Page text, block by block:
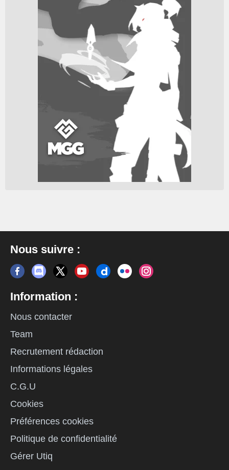
Nous suivre :
Information :
Nous contacter
Team
Recrutement rédaction
Informations légales
C.G.U
Cookies
Préférences cookies
Politique de confidentialité
Gérer Utiq